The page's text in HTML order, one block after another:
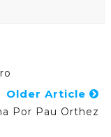
Older Article
Por Pau Orthez